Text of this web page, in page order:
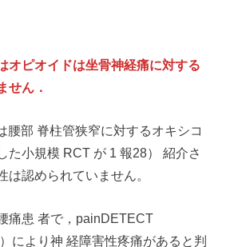
オピオイドは坐骨神経痛に対する
せん．
腰部 脊柱管狭窄に対するオキシコ
た小規模 RCT が 1 報28） 紹介さ
は認められていません。
痛患 者で，painDETECT
により神 経障害性疼痛があると判